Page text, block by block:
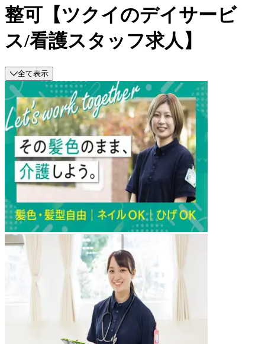
整可【ツクイのデイサービ
ス/看護スタッフ求人】
全て表示